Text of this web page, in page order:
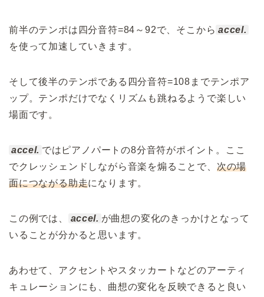
前半のテンポは四分音符=84～92で、そこから accel.
を使って加速していきます。
そして後半のテンポである四分音符=108までテンポア
ップ。テンポだけでなくリズムも跳ねるようで楽しい
場面です。
accel. ではピアノパートの8分音符がポイント。ここ
でクレッシェンドしながら音楽を煽ることで、 次の場
面につながる助走になります。
この例では、 accel. が曲想の変化のきっかけとなって
いることが分かると思います。
あわせて、アクセントやスタッカートなどのアーティ
キュレーションにも、曲想の変化を反映できると良い